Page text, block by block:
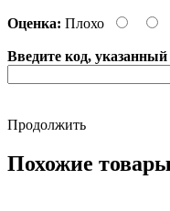
Оценка: Плохо
Введите код,
Продолжить
Похожие товары